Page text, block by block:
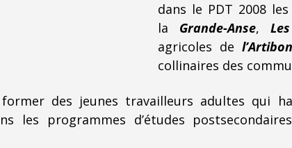
dans le PDT 2008
la Grande-Anse,
agricoles de
collinaires des
des jeunes travailleurs adultes qui
les programmes d’études